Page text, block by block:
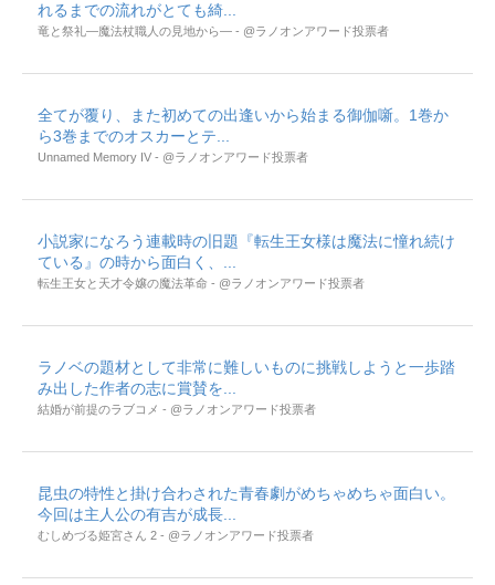
れるまでの流れがとても綺...
竜と祭礼―魔法杖職人の見地から― - @ラノオンアワード投票者
全てが覆り、また初めての出逢いから始まる御伽噺。1巻か
ら3巻までのオスカーとテ...
Unnamed Memory IV - @ラノオンアワード投票者
小説家になろう連載時の旧題『転生王女様は魔法に憧れ続け
ている』の時から面白く、...
転生王女と天才令嬢の魔法革命 - @ラノオンアワード投票者
ラノベの題材として非常に難しいものに挑戦しようと一歩踏
み出した作者の志に賞賛を...
結婚が前提のラブコメ - @ラノオンアワード投票者
昆虫の特性と掛け合わされた青春劇がめちゃめちゃ面白い。
今回は主人公の有吉が成長...
むしめづる姫宮さん 2 - @ラノオンアワード投票者